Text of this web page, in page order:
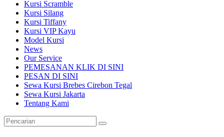
Kursi Scramble
Kursi Silang
Kursi Tiffany
Kursi VIP Kayu
Model Kursi
News
Our Service
PEMESANAN KLIK DI SINI
PESAN DI SINI
Sewa Kursi Brebes Cirebon Tegal
Sewa Kursi Jakarta
Tentang Kami
Pencarian
untuk: